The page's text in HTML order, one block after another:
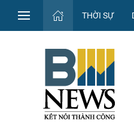
THỜI SỰ